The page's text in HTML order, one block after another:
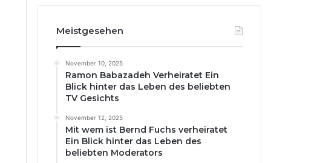
Meistgesehen
November 10, 2025
Ramon Babazadeh Verheiratet Ein
Blick hinter das Leben des beliebten
TV Gesichts
November 12, 2025
Mit wem ist Bernd Fuchs verheiratet
Ein Blick hinter das Leben des
beliebten Moderators